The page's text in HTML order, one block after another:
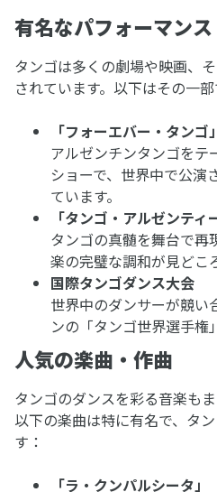
有名なパフォーマンス
タンゴは多くの劇場や映画、
されています。以下はその一部
「フォーエバー・タンゴ」
アルゼンチンタンゴをテ
ショーで、世界中で公演
ています。
「タンゴ・アルゼンティ
タンゴの真髄を舞台で再
楽の完璧な調和が見どこ
国際タンゴダンス大会
世界中のダンサーが競い
ンの「タンゴ世界選手権
人気の楽曲・作曲
タンゴのダンスを彩る音楽も
以下の楽曲は特に有名で、タ
す：
「ラ・クンパルシータ」